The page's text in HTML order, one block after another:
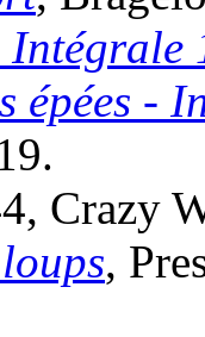
épées -
Crazy
,